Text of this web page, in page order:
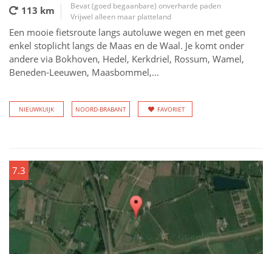
113 km
Bevat (goed begaanbare) onverharde paden
Vrijwel alleen maar platteland
Een mooie fietsroute langs autoluwe wegen en met geen
enkel stoplicht langs de Maas en de Waal. Je komt onder
andere via Bokhoven, Hedel, Kerkdriel, Rossum, Wamel,
Beneden-Leeuwen, Maasbommel,...
NIEUWKUIJK NOORD-BRABANT FAVORIET
7.3